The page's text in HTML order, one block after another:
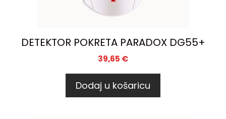
DETEKTOR POKRETA PARADOX DG55+
39,65 €
Dodaj u košaricu